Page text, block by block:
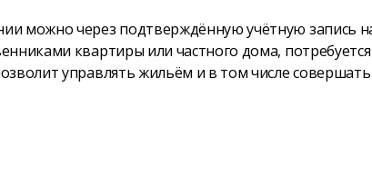
можно через подтверждённую учётную запись
квартиры или частного дома,
управлять жильём и в том числе